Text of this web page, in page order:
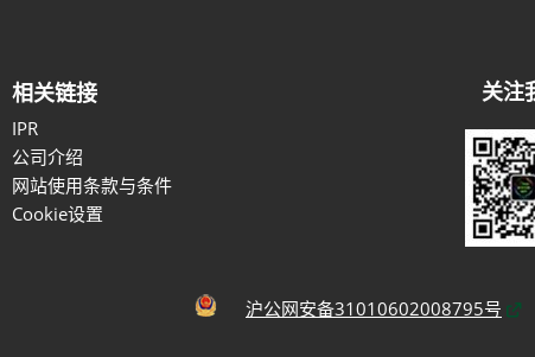
相关链接
IPR
公司介绍
网站使用条款与条件
Cookie设置
关注
沪公网安备31010602008795号